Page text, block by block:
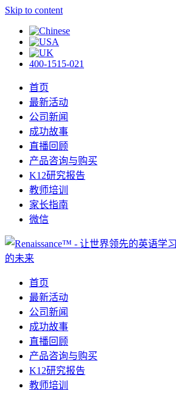
Skip to content
400-1515-021
首页
最新活动
公司新闻
成功故事
直播回顾
产品咨询与购买
K12研究报告
教师培训
家长指南
微信
首页
最新活动
公司新闻
成功故事
直播回顾
产品咨询与购买
K12研究报告
教师培训